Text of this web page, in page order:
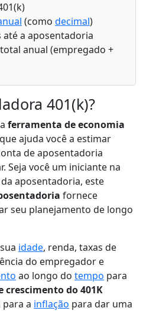
(como decimal)
a aposentadoria
anual (empregado +
401(k)?
ferramenta de economia
ajuda você a estimar
de aposentadoria
Seja você um iniciante na
aposentadoria, este
fornece
seu planejamento de longo
idade, renda, taxas de
do empregador e
ao longo do tempo para
crescimento do 401K
a inflação para dar uma